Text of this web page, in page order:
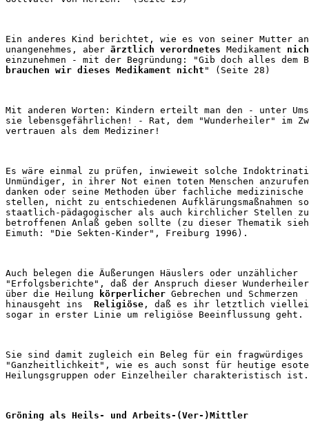
Ein anderes Kind berichtet, wie es von seiner Mutter
unangenehmes, aber ärztlich verordnetes Medikament
einzunehmen - mit der Begründung: "Gib doch alles dem
brauchen wir dieses Medikament nicht
Mit anderen Worten: Kindern erteilt man den - unter
sie lebensgefährlichen! - Rat, dem "Wunderheiler" im
Es wäre einmal zu prüfen, inwieweit solche
Unmündiger, in ihrer Not einen toten Menschen
danken oder seine Methoden über fachliche medizinische
stellen, nicht zu entschiedenen Aufklärungsmaßnahmen
staatlich-pädagogischer als auch kirchlicher Stellen
betroffenen Anlaß geben sollte (zu dieser Thematik
Auch belegen die Äußerungen Häuslers oder unzählicher
"Erfolgsberichte", daß der Anspruch dieser
über die Heilung
körperlicher Gebrechen und Schmerzen
hinausgeht ins
Religiöse , daß es ihr letztlich
Sie sind damit zugleich ein Beleg für ein fragwürdiges
"Ganzheitlichkeit", wie es auch sonst für heutige
Gröning als Heils- und Arbeits-(Ver-)Mittler